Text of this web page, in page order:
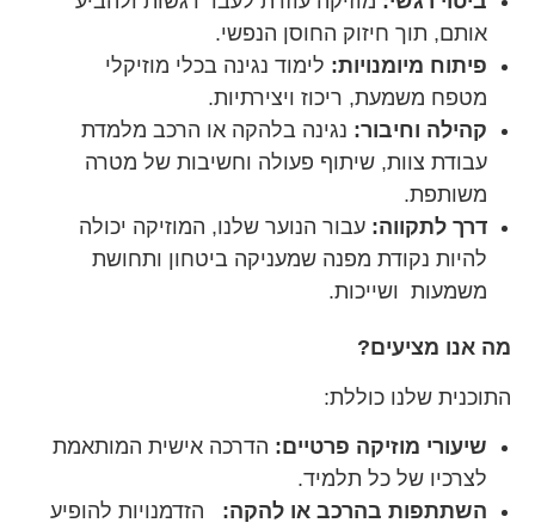
אותם, תוך חיזוק החוסן הנפשי.
פיתוח מיומנויות: לימוד נגינה בכלי מוזיקלי
מטפח משמעת, ריכוז ויצירתיות.
קהילה וחיבור: נגינה בלהקה או הרכב מלמדת
עבודת צוות, שיתוף פעולה וחשיבות של מטרה
משותפת.
דרך לתקווה: עבור הנוער שלנו, המוזיקה יכולה
להיות נקודת מפנה שמעניקה ביטחון ותחושת
משמעות ושייכות.
מה אנו מציעים?
התוכנית שלנו כוללת:
שיעורי מוזיקה פרטיים: הדרכה אישית המותאמת
לצרכיו של כל תלמיד.
השתתפות בהרכב או להקה: הזדמנויות להופיע